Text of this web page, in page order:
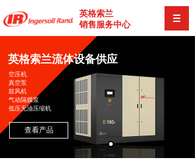
英格索兰
销售服务中心
英格索兰流体设备供应
空压机
真空泵
鼓风机
气动隔膜泵
低压无油压缩机
查看产品